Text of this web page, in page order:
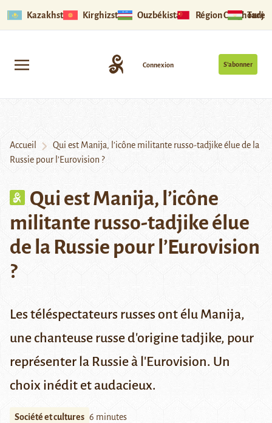
Kazakhstan Kirghizstan Ouzbékistan Région Ouïghoure
S’abonner
Connexion
Accueil
Qui est Manija, l’icône militante russo-tadjike élue de la
Russie pour l’Eurovision ?
Qui est Manija, l’icône
militante russo-tadjike élue
de la Russie pour l’Eurovision
?
Les téléspectateurs russes ont élu Manija,
une chanteuse russe d'origine tadjike, pour
représenter la Russie à l'Eurovision. Un
choix inédit et audacieux.
Société et cultures 6 minutes